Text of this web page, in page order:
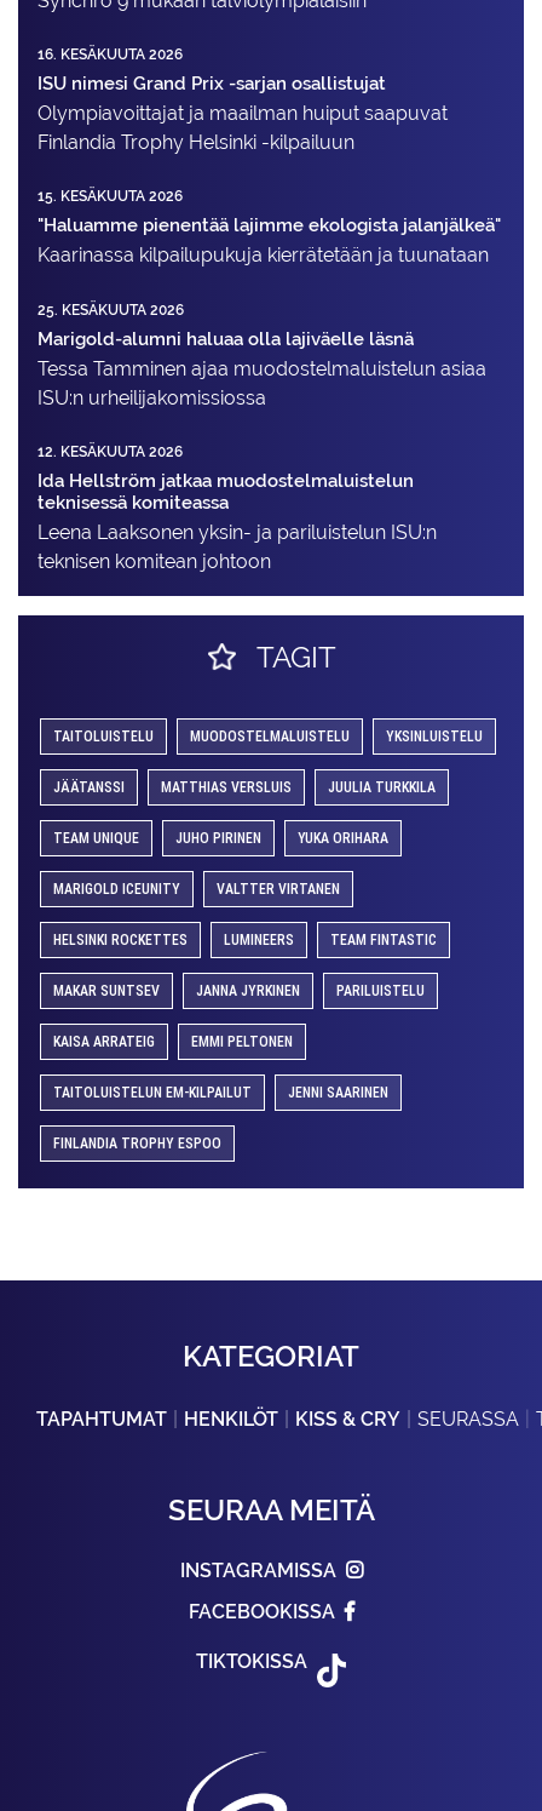
16. KESÄKUUTA 2026
ISU nimesi Grand Prix -sarjan osallistujat
Olympiavoittajat ja maailman huiput saapuvat
Finlandia Trophy Helsinki -kilpailuun
15. KESÄKUUTA 2026
"Haluamme pienentää lajimme ekologista jalanjälkeä"
Kaarinassa kilpailupukuja kierrätetään ja tuunataan
25. KESÄKUUTA 2026
Marigold-alumni haluaa olla lajiväelle läsnä
Tessa Tamminen ajaa muodostelma­luistelun asiaa
ISU:n urheilija­komissiossa
12. KESÄKUUTA 2026
Ida Hellström jatkaa muodostelmaluistelun
teknisessä komiteassa
Leena Laaksonen yksin- ja pariluistelun ISU:n
teknisen komitean johtoon
TAGIT
TAITOLUISTELU MUODOSTELMALUISTELU YKSINLUISTELU
JÄÄTANSSI MATTHIAS VERSLUIS JUULIA TURKKILA
TEAM UNIQUE JUHO PIRINEN YUKA ORIHARA
MARIGOLD ICEUNITY VALTTER VIRTANEN
HELSINKI ROCKETTES LUMINEERS TEAM FINTASTIC
MAKAR SUNTSEV JANNA JYRKINEN PARILUISTELU
KAISA ARRATEIG EMMI PELTONEN
TAITOLUISTELUN EM-KILPAILUT JENNI SAARINEN
FINLANDIA TROPHY ESPOO
KATEGORIAT
TAPAHTUMAT HENKILÖT KISS & CRY SEURASSA
SEURAA MEITÄ
INSTAGRAMISSA
FACEBOOKISSA
TIKTOKISSA